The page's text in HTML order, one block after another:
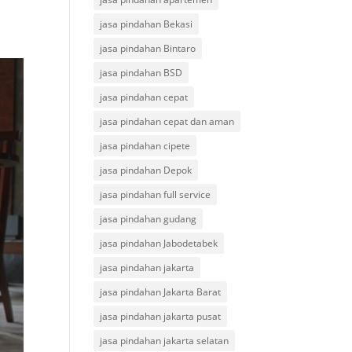
jasa pindahan Bekasi
jasa pindahan Bintaro
jasa pindahan BSD
jasa pindahan cepat
jasa pindahan cepat dan aman
jasa pindahan cipete
jasa pindahan Depok
jasa pindahan full service
jasa pindahan gudang
jasa pindahan Jabodetabek
jasa pindahan jakarta
jasa pindahan Jakarta Barat
jasa pindahan jakarta pusat
jasa pindahan jakarta selatan